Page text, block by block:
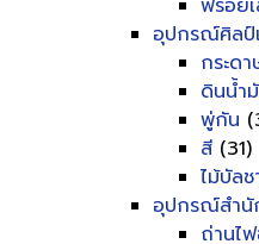
ฟรอยเ
อุปกรณ์ศิลป์
กระด
ดินน้ำ
พู่กัน
สี (31)
ไม้บัลช
อุปกรณ์สำนั
ถ่านไ